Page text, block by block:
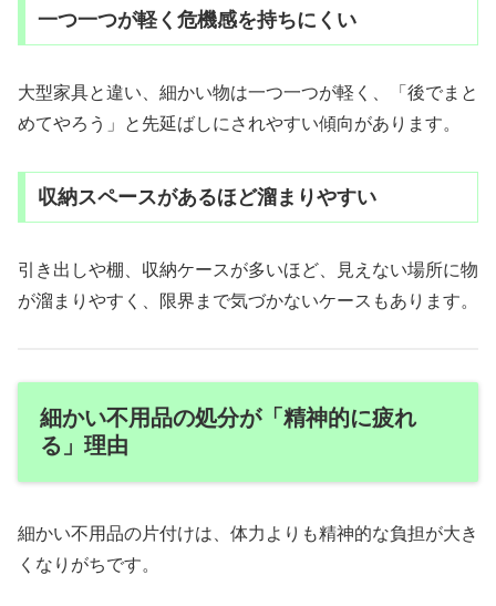
一つ一つが軽く危機感を持ちにくい
大型家具と違い、細かい物は一つ一つが軽く、「後でまと
めてやろう」と先延ばしにされやすい傾向があります。
収納スペースがあるほど溜まりやすい
引き出しや棚、収納ケースが多いほど、見えない場所に物
が溜まりやすく、限界まで気づかないケースもあります。
細かい不用品の処分が「精神的に疲れ
る」理由
細かい不用品の片付けは、体力よりも精神的な負担が大き
くなりがちです。